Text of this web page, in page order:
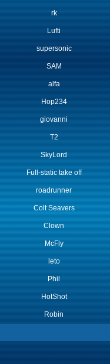
rk
Lufti
supersonic
SAM
alfa
Hop234
giovanni
T2
SkyLord
Full-static take off
roadrunner
Colt Seavers
Clown
McFly
leto
Phil
HotShot
Robin